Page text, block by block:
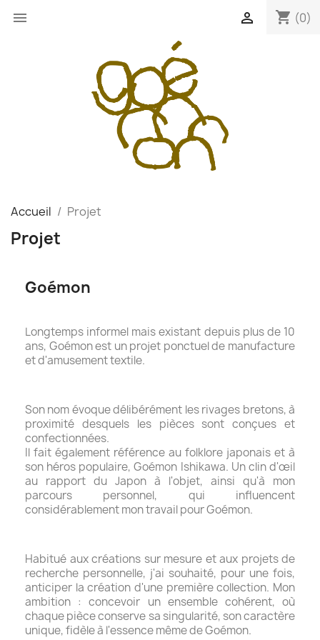
 shopping_cart (0)

Accueil Projet
Projet
Goémon
Longtemps informel mais existant depuis plus de 10
ans, Goémon est un projet ponctuel de manufacture
et d'amusement textile.
Son nom évoque délibérément les rivages bretons, à
proximité desquels les pièces sont conçues et
confectionnées.
Il fait également référence au folklore japonais et à
son héros populaire, Goémon Ishikawa. Un clin d'œil
au rapport du Japon à l'objet, ainsi qu'à mon
parcours personnel, qui influencent
considérablement mon travail pour Goémon.
Habitué aux créations sur mesure et aux projets de
recherche personnelle, j'ai souhaité, pour une fois,
anticiper la création d'une première collection. Mon
ambition : concevoir un ensemble cohérent, où
chaque pièce conserve sa singularité, son caractère
unique, fidèle à l'essence même de Goémon.